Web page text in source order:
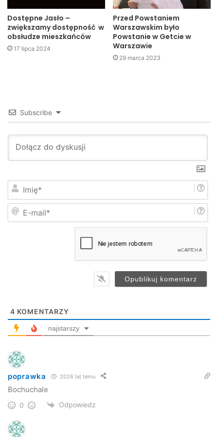
Izolator:Pawlus – Koperc, Polak, Krzak – Brogowski,
Bereś, Szyszka, Skiba – Karwat, Brocki, Płonka.
Czarni:Ślarski – Bernacki, Cempa, Chrząszcz – Dziobek,
czarni Izolator Jasło mecz
Dostępne Jasło –
zwiększamy dostępność w
obsłudze mieszkańców
17 lipca 2024
Przed Powstaniem
Warszawskim było
Powstanie w Getcie w
Warszawie
29 marca 2023
Subscribe
i
m
4 KOMENTARZY
najstarszy
poprawka 2026 lat temu
Bochuchale
0 Odpowiedz